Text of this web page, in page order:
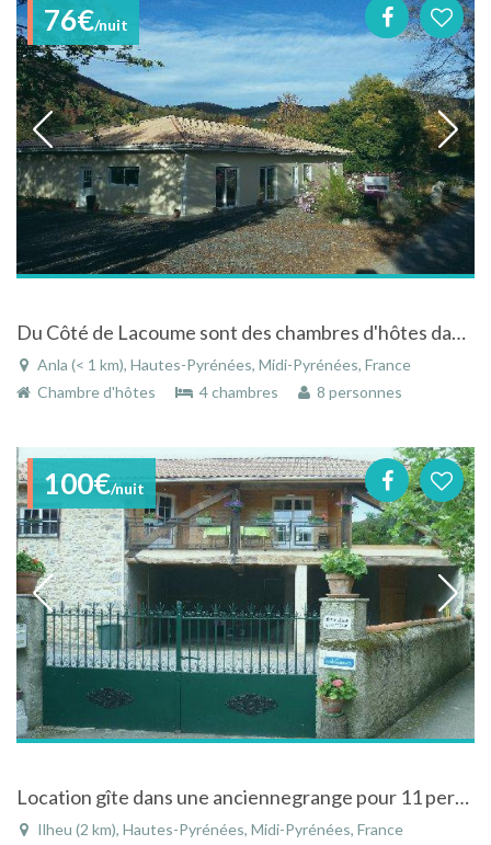
76€/nuit
Du Côté de Lacoume sont des chambres d'hôtes dans un charmant village de montagne des pyrénés
Anla (< 1 km), Hautes-Pyrénées, Midi-Pyrénées, France
Chambre d'hôtes
4 chambres 8 personnes
100€/nuit
Location gîte dans une anciennegrange pour 11 personnes à Ilheu au coeur de la vallée de la Barousse
Ilheu (2 km), Hautes-Pyrénées, Midi-Pyrénées, France